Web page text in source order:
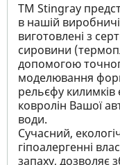
ТМ Stingray
в нашій
виготовлені з
сировини
допомогою
моделювання
рельєфу килимків
ковролін Вашої
води.
Сучасний,
гіпоалергенні
запаху, дозволяє